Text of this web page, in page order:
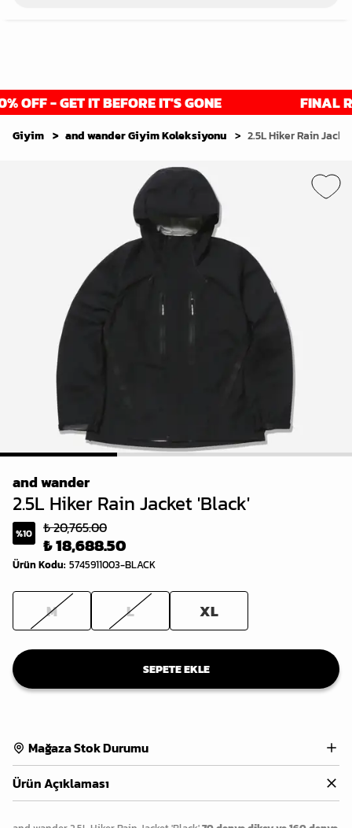
- GET IT BEFORE IT'S GONE FINAL
Giyim and wander Giyim Koleksiyonu 2.5L Hiker Rain
1 2 3
and wander
2.5L Hiker Rain Jacket 'Black'
%10 ₺ 20,765.00
₺ 18,688.50
Ürün Kodu: 5745911003-BLACK
M L XL
SEPETE EKLE
Mağaza Stok Durumu
Ürün Açıklaması